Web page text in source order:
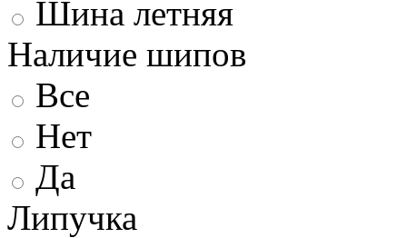
Шина летняя
Наличие шипов
Все
Нет
Да
Липучка